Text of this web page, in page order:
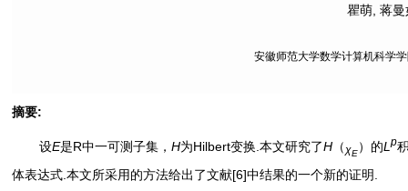
瞿萌, 蒋曼
安徽师范大学数学计算机科学
摘要:
设E是R中一可测子集， H为Hilbert变换.本文研究了H （ χE
）的Lp
体表达式.本文所采用的方法给出了文献[6]中结果的一个新的证明.